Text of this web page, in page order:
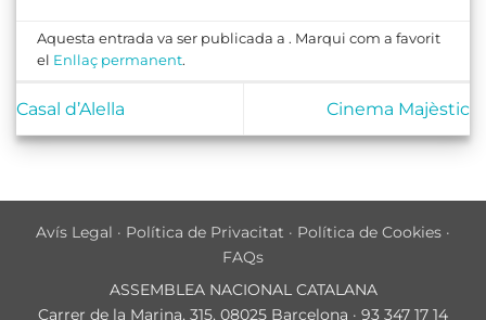
Aquesta entrada va ser publicada a . Marqui com a favorit
el Enllaç permanent.
Casal d’Alella Cinema Majèstic
Avís Legal · Política de Privacitat · Política de Cookies ·
FAQs
ASSEMBLEA NACIONAL CATALANA
Carrer de la Marina, 315, 08025 Barcelona · 93 347 17 14